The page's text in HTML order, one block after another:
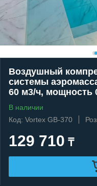
Воздушный
системы
60 м3/ч, мощность
В наличии
Код: Vortex GB-370
129 710 ₸